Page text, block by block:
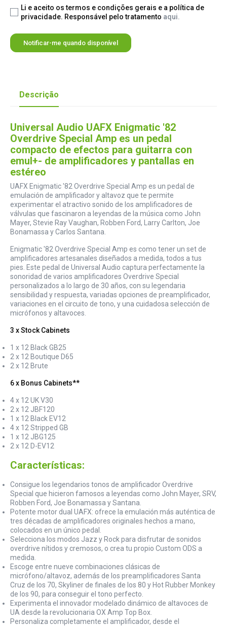
Li e aceito os termos e condições gerais e a política de
privacidade. Responsável pelo tratamento aqui.
Notificar-me quando disponível
Descrição
Universal Audio UAFX Enigmatic '82
Overdrive Special Amp es un pedal
compacto de efectos para guitarra con
emul+- de amplificadores y pantallas en
estéreo
UAFX Enigmatic '82 Overdrive Special Amp es un pedal de
emulación de amplificador y altavoz que te permite
experimentar el atractivo sonido de los amplificadores de
válvulas que fascinaron a leyendas de la música como John
Mayer, Stevie Ray Vaughan, Robben Ford, Larry Carlton, Joe
Bonamassa y Carlos Santana.
Enigmatic '82 Overdrive Special Amp es como tener un set de
amplificadores artesanales diseñados a medida, todos a tus
pies. Este pedal de Universal Audio captura perfectamente la
sonoridad de varios amplificadores Overdrive Special
personalizados a lo largo de 30 años, con su legendaria
sensibilidad y respuesta, variadas opciones de preamplificador,
variaciones en el circuito de tono, y una cuidadosa selección de
micrófonos y altavoces.
3 x Stock Cabinets
1 x 12 Black GB25
2 x 12 Boutique D65
2 x 12 Brute
6 x Bonus Cabinets**
4 x 12 UK V30
2 x 12 JBF120
1 x 12 Black EV12
4 x 12 Stripped GB
1 x 12 JBG125
2 x 12 D-EV12
Características:
Consigue los legendarios tonos de amplificador Overdrive
Special que hicieron famosos a leyendas como John Mayer, SRV,
Robben Ford, Joe Bonamassa y Santana.
Potente motor dual UAFX: ofrece la emulación más auténtica de
tres décadas de amplificadores originales hechos a mano,
colocados en un único pedal.
Selecciona los modos Jazz y Rock para disfrutar de sonidos
overdrive nítidos y cremosos, o crea tu propio Custom ODS a
medida.
Escoge entre nueve combinaciones clásicas de
micrófono/altavoz, además de los preamplificadores Santa
Cruz de los 70, Skyliner de finales de los 80 y Hot Rubber Monkey
de los 90, para conseguir el tono perfecto.
Experimenta el innovador modelado dinámico de altavoces de
UA desde la revolucionaria OX Amp Top Box.
Personaliza completamente el amplificador, desde el